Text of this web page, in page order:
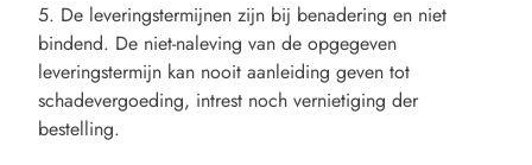
5. De leveringstermijnen zijn bij benadering en niet
bindend. De niet-naleving van de opgegeven
leveringstermijn kan nooit aanleiding geven tot
schadevergoeding, intrest noch vernietiging der
bestelling.